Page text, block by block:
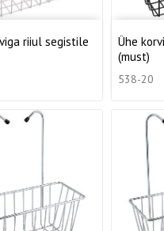
riiul segistile
Ühe
(must)
538-20